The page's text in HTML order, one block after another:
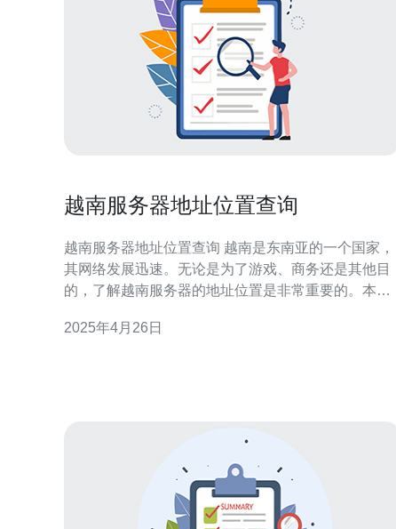
越南服务器地址位置查询
越南服务器地址位置查询 越南是东南亚的一个国家，
其网络发展迅速。无论是为了游戏、商务还是其他目
的，了解越南服务器的地址位置是非常重要的。本文
越南服务器的地址位置，您可以使用一些在线的IP查
2025年4月26日